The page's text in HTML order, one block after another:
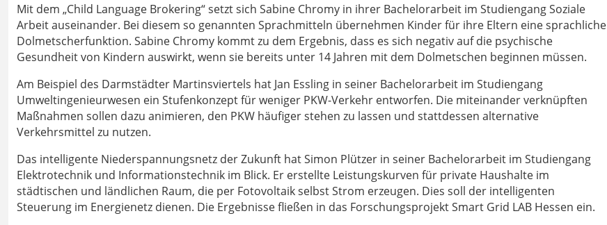
Mit dem „Child Language Brokering“ setzt sich Sabine Chromy in ihrer Bachelorarbeit im Studiengang Soziale
Arbeit auseinander. Bei diesem so genannten Sprachmitteln übernehmen Kinder für ihre Eltern eine sprachliche
Dolmetscherfunktion. Sabine Chromy kommt zu dem Ergebnis, dass es sich negativ auf die psychische
Gesundheit von Kindern auswirkt, wenn sie bereits unter 14 Jahren mit dem Dolmetschen beginnen müssen.
Am Beispiel des Darmstädter Martinsviertels hat Jan Essling in seiner Bachelorarbeit im Studiengang
Umweltingenieurwesen ein Stufenkonzept für weniger PKW-Verkehr entworfen. Die miteinander verknüpften
Maßnahmen sollen dazu animieren, den PKW häufiger stehen zu lassen und stattdessen alternative
Verkehrsmittel zu nutzen.
Das intelligente Niederspannungsnetz der Zukunft hat Simon Plützer in seiner Bachelorarbeit im Studiengang
Elektrotechnik und Informationstechnik im Blick. Er erstellte Leistungskurven für private Haushalte im
städtischen und ländlichen Raum, die per Fotovoltaik selbst Strom erzeugen. Dies soll der intelligenten
Steuerung im Energienetz dienen. Die Ergebnisse fließen in das Forschungsprojekt Smart Grid LAB Hessen ein.